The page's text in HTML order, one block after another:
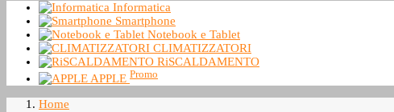
Informatica
Smartphone
Notebook e Tablet
CLIMATIZZATORI
RiSCALDAMENTO
APPLE Promo
Home